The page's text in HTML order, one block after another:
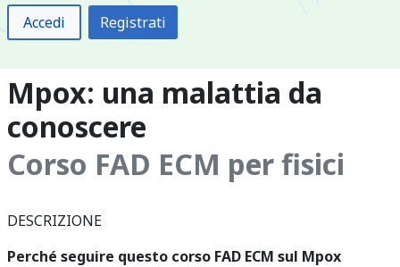
Accedi Registrati
Mpox: una malattia da
conoscere
Corso FAD ECM per fisici
DESCRIZIONE
Perché seguire questo corso FAD ECM sul Mpox